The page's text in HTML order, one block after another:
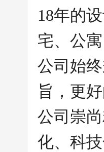
18年的
宅、公
公司始
旨，更
公司崇
化、科